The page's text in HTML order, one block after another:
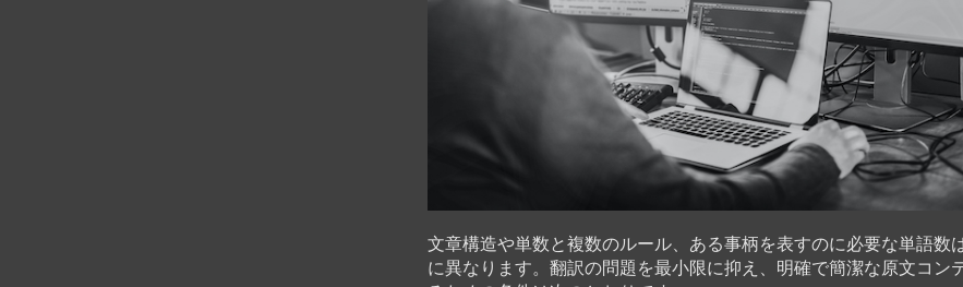
文章構造や単数と複数のルール、ある事柄を表すのに必要な単語数
に異なります。翻訳の問題を最小限に抑え、明確で簡潔な原文コン